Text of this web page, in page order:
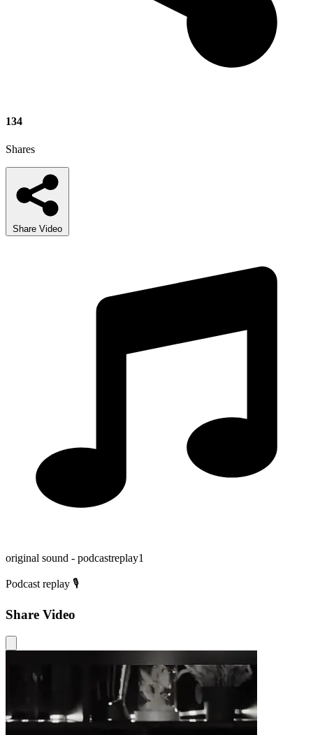
134
Shares
Share Video
original sound - podcastreplay1
Podcast replay 🎙️
Share Video